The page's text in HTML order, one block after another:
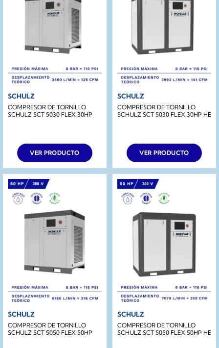
SCHULZ
COMPRESOR DE TORNILLO
SCHULZ SCT 5030 FLEX 30HP
VER PRODUCTO
SCHULZ
COMPRESOR DE TORNILLO
SCHULZ SCT 5030 FLEX 30HP HE
VER PRODUCTO
SCHULZ
COMPRESOR DE TORNILLO
SCHULZ SCT 5050 FLEX 50HP
SCHULZ
COMPRESOR DE TORNILLO
SCHULZ SCT 5050 FLEX 50HP HE